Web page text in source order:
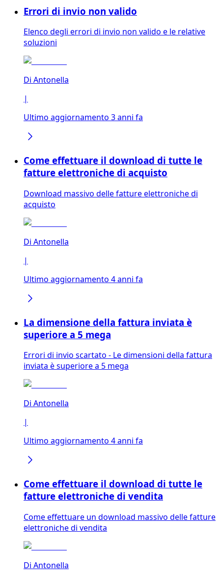
Errori di invio non valido
Elenco degli errori di invio non valido e le relative
soluzioni
Di Antonella
|
Ultimo aggiornamento 3 anni fa
Come effettuare il download di tutte le
fatture elettroniche di acquisto
Download massivo delle fatture elettroniche di
acquisto
Di Antonella
|
Ultimo aggiornamento 4 anni fa
La dimensione della fattura inviata è
superiore a 5 mega
Errori di invio scartato - Le dimensioni della fattura
inviata è superiore a 5 mega
Di Antonella
|
Ultimo aggiornamento 4 anni fa
Come effettuare il download di tutte le
fatture elettroniche di vendita
Come effettuare un download massivo delle fatture
elettroniche di vendita
Di Antonella